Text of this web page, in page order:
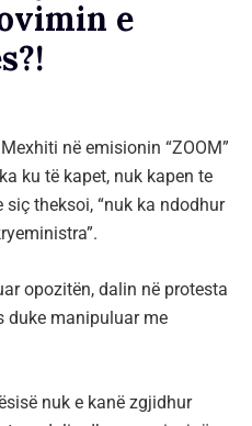
e
në emisionin “ZOOM”
ku të kapet, nuk kapen te
theksoi, “nuk ka ndodhur
opozitën, dalin në protesta
duke manipuluar me
nuk e kanë zgjidhur